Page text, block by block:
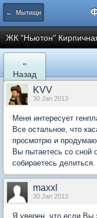
← Мытищи
ЖК "Ньютон"
«
Назад
KVV
30 Jan 2013
Меня интересует
Все остальное, что
просмотрю и
Вы пытаетесь со сной
собираетесь
maxxl
30 Jan 2013
Я уверен, что если Вы